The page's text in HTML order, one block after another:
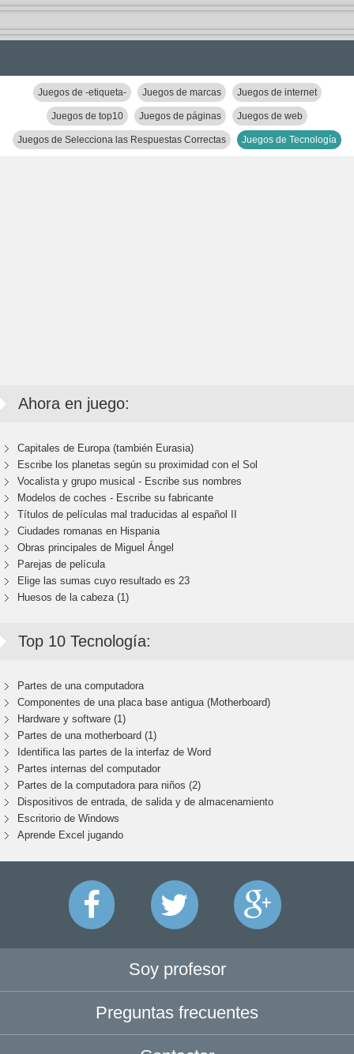
Juegos de -etiqueta- Juegos de marcas Juegos de internet
Juegos de top10 Juegos de páginas Juegos de web
Juegos de Selecciona las Respuestas Correctas Juegos de Tecnología
Ahora en juego:
Capitales de Europa (también Eurasia)
Escribe los planetas según su proximidad con el Sol
Vocalista y grupo musical - Escribe sus nombres
Modelos de coches - Escribe su fabricante
Títulos de películas mal traducidas al español II
Ciudades romanas en Hispania
Obras principales de Miguel Ángel
Parejas de película
Elige las sumas cuyo resultado es 23
Huesos de la cabeza (1)
Top 10 Tecnología:
Partes de una computadora
Componentes de una placa base antigua (Motherboard)
Hardware y software (1)
Partes de una motherboard (1)
Identifica las partes de la interfaz de Word
Partes internas del computador
Partes de la computadora para niños (2)
Dispositivos de entrada, de salida y de almacenamiento
Escritorio de Windows
Aprende Excel jugando
Soy profesor
Preguntas frecuentes